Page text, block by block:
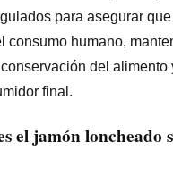
para asegurar
consumo humano,
del alimento
final.
el jamón loncheado